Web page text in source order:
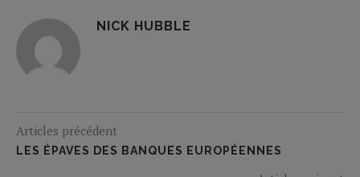
NICK HUBBLE
Articles précédent
LES ÉPAVES DES BANQUES EUROPÉENNES